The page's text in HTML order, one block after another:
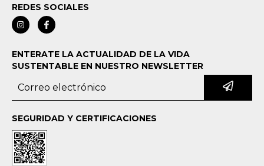
REDES SOCIALES
ENTERATE LA ACTUALIDAD DE LA VIDA
SUSTENTABLE EN NUESTRO NEWSLETTER
SEGURIDAD Y CERTIFICACIONES